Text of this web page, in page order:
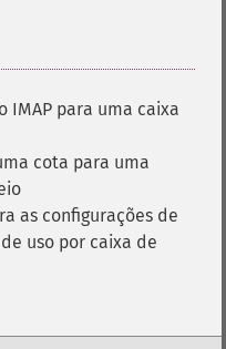
IMAP para uma caixa
cota para uma
as configurações de
uso por caixa de